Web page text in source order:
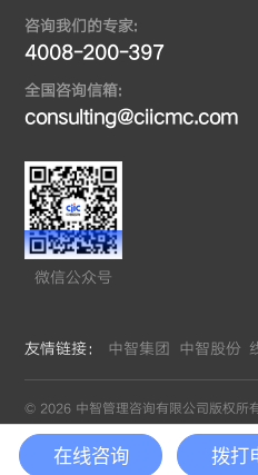
咨询我们的专家:
4008-200-397
全国咨询信箱:
consulting@ciicmc.com
微信公众号
友情链接： 中智集团 中智股份
© 2026 中智管理咨询有限公司版权所
备31010402008655号
by GrowthMan
网站地图
/ 隐私政策 免责
在线咨询 拨打